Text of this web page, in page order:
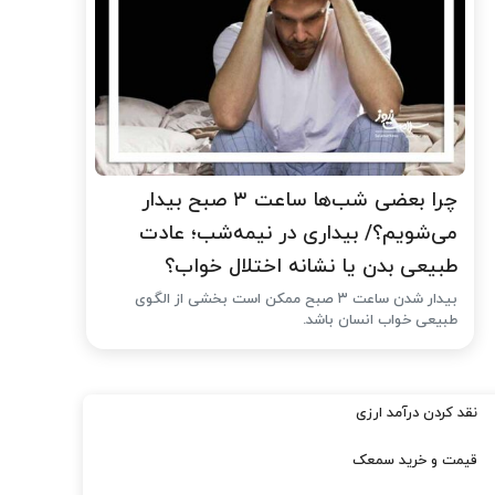
چرا بعضی شب‌ها ساعت ۳ صبح بیدار
می‌شویم؟/ بیداری در نیمه‌شب؛ عادت
طبیعی بدن یا نشانه اختلال خواب؟
بیدار شدن ساعت ۳ صبح ممکن است بخشی از الگوی
طبیعی خواب انسان باشد.
نقد کردن درآمد ارزی
قیمت و خرید سمعک